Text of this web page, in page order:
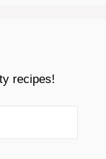
recipes!